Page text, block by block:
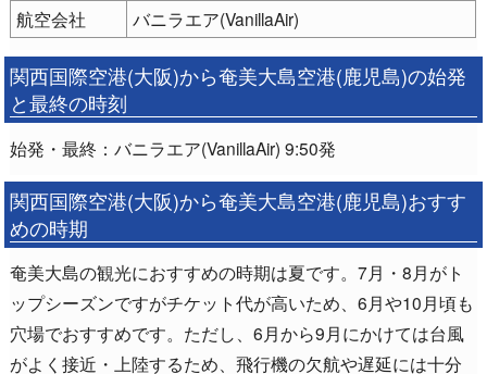
航空会社
バニラエア(VanillaAir)
関西国際空港(大阪)から奄美大島空港(鹿児島)の始発
と最終の時刻
始発・最終：バニラエア(VanillaAir) 9:50発
関西国際空港(大阪)から奄美大島空港(鹿児島)おすす
めの時期
奄美大島の観光におすすめの時期は夏です。7月・8月がト
ップシーズンですがチケット代が高いため、6月や10月頃も
穴場でおすすめです。ただし、6月から9月にかけては台風
がよく接近・上陸するため、飛行機の欠航や遅延には十分